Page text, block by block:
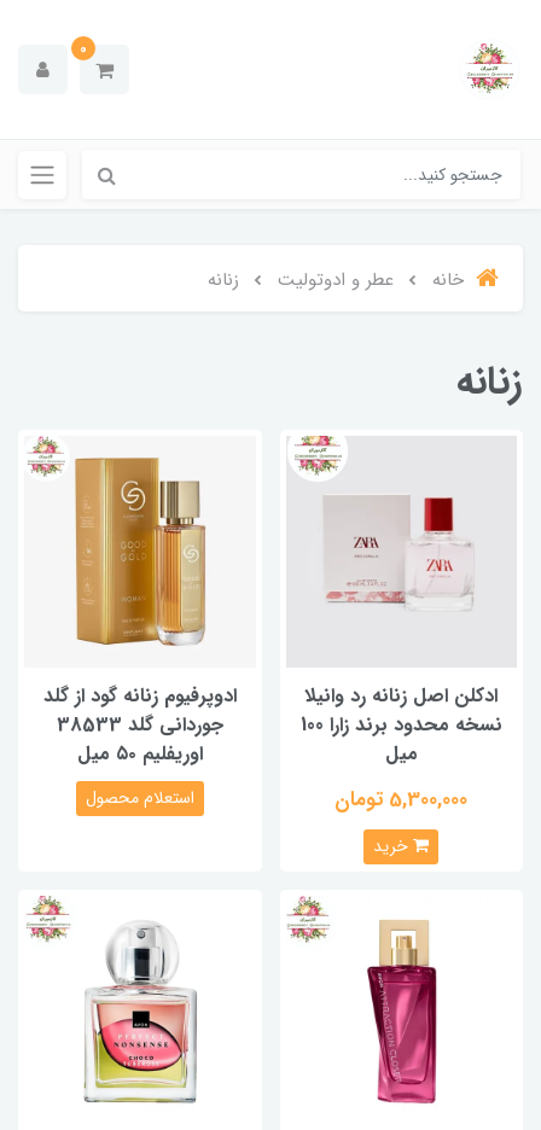
0
خانه عطر و ادوتولیت زنانه
زنانه
ادکلن اصل زنانه رد وانیلا
نسخه محدود برند زارا 100
میل
5,300,000 تومان
خرید
ادوپرفیوم زنانه گود از گلد
جوردانی گلد 38533
اوریفلیم ۵۰ میل
استعلام محصول